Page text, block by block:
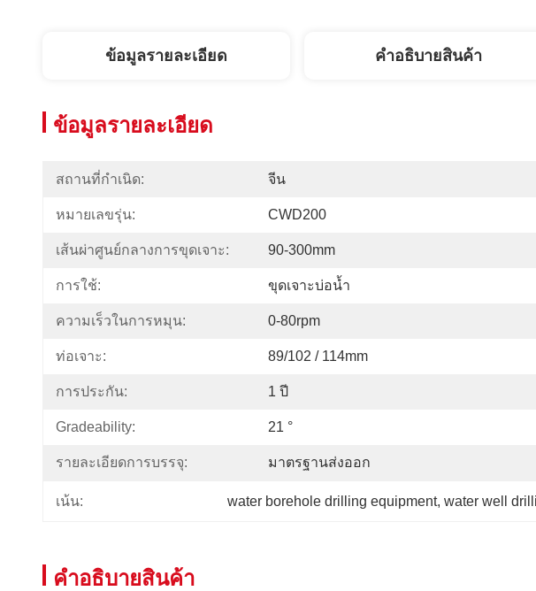
ข้อมูลรายละเอียด คําอธิบายสินค้า
ข้อมูลรายละเอียด
สถานที่กำเนิด: จีน
หมายเลขรุ่น: CWD200
เส้นผ่าศูนย์กลางการขุดเจาะ: 90-300mm
การใช้: ขุดเจาะบ่อน้ำ
ความเร็วในการหมุน: 0-80rpm
ท่อเจาะ: 89/102 / 114mm
การประกัน: 1 ปี
Gradeability: 21 °
รายละเอียดการบรรจุ: มาตรฐานส่งออก
เน้น: water borehole drilling equipment, water well
คําอธิบายสินค้า